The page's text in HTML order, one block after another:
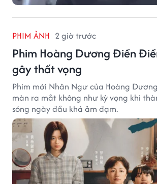
PHIM ẢNH 2 giờ trước
Phim Hoàng Dương Điền
gây thất vọng
Phim mới Nhân Ngư của Hoàng
màn ra mắt không như kỳ vọng khi
sóng ngày đầu khá ảm đạm.